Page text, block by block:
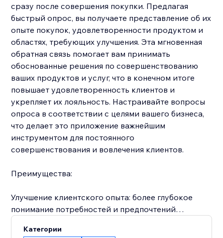
сразу после совершения покупки. Предлагая
быстрый опрос, вы получаете представление об их
опыте покупок, удовлетворенности продуктом и
областях, требующих улучшения. Эта мгновенная
обратная связь помогает вам принимать
обоснованные решения по совершенствованию
ваших продуктов и услуг, что в конечном итоге
повышает удовлетворенность клиентов и
укрепляет их лояльность. Настраивайте вопросы
опроса в соответствии с целями вашего бизнеса,
что делает это приложение важнейшим
инструментом для постоянного
совершенствования и вовлечения клиентов.
Преимущества:
Улучшение клиентского опыта: более глубокое
понимание потребностей и предпочтений
Категории